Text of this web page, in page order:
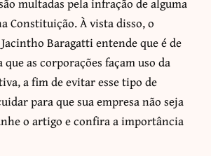
Constituição. À vista disso, o
Baragatti entende que é de
as corporações façam uso da
a fim de evitar esse tipo de
para que sua empresa não seja
o artigo e confira a importância